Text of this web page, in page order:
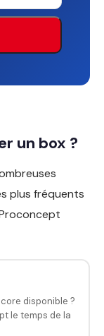
un box ?
plus fréquents
disponible ?
le temps de la